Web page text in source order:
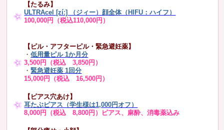
【たるみ】
ULTRAcel [zíː] （ジィー）顔全体（HIFU：ハイフ）
100,000円（税込110,000円）
【ピル・アフターピル・緊急避妊薬】
・低用量ピル 1か月分
3,500円（税込 3,850円）
・緊急避妊薬 1回分
15,000円（税込 16,500円）
【ピアス穴あけ】
耳たぶピアス（学生様は1,000円オフ）
8,000円（税込 8,800円）ピアス、麻酔、消毒薬込み